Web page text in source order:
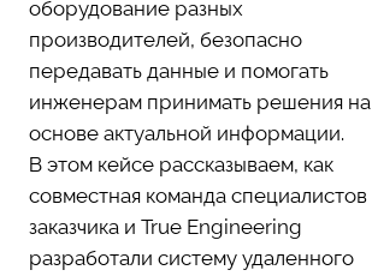
оборудование разных
производителей, безопасно
передавать данные и помогать
инженерам принимать решения на
основе актуальной информации.
В этом кейсе рассказываем, как
совместная команда специалистов
заказчика и True Engineering
разработали систему удаленного